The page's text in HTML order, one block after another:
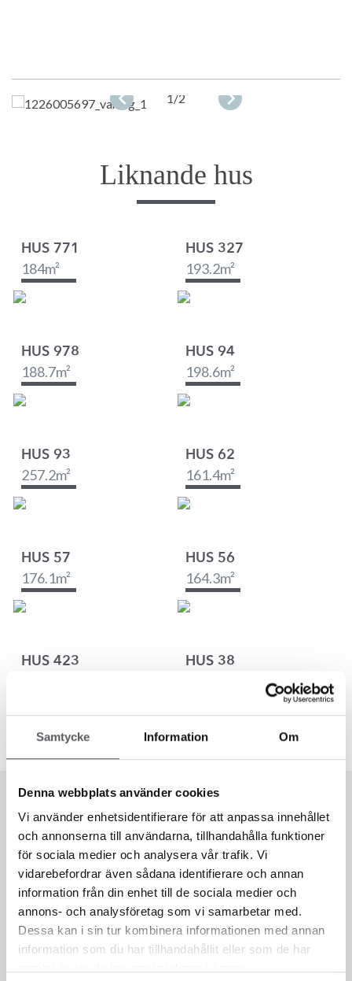
Samtycke Information Om
Denna webbplats använder cookies
Vi använder enhetsidentifierare för att anpassa innehållet
och annonserna till användarna, tillhandahålla funktioner
för sociala medier och analysera vår trafik. Vi
vidarebefordrar även sådana identifierare och annan
information från din enhet till de sociala medier och
annons- och analysföretag som vi samarbetar med.
Dessa kan i sin tur kombinera informationen med annan
information som du har tillhandahållit eller som de har
1/2
Liknande hus
HUS 771
184m²
HUS 327
193.2m²
HUS 978
188.7m²
HUS 94
198.6m²
HUS 93
257.2m²
HUS 62
161.4m²
HUS 57
176.1m²
HUS 56
164.3m²
HUS 423 HUS 38